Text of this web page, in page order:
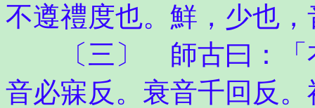
不遵禮度也。鮮，少也
〔三〕 師古曰：「衣
音必寐反。衰音千回反